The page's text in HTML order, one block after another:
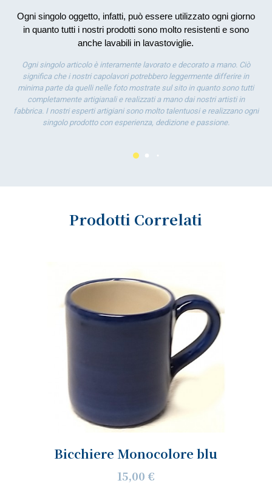
Ogni singolo oggetto, infatti, può essere utilizzato ogni giorno
in quanto tutti i nostri prodotti sono molto resistenti e sono
anche lavabili in lavastoviglie.
Ogni singolo articolo è interamente lavorato e decorato a mano. Ciò
significa che i nostri capolavori potrebbero leggermente differire in
minima parte da quelli nelle foto mostrate sul sito in quanto sono tutti
completamente artigianali e realizzati a mano dai nostri artisti in
fabbrica. I nostri esperti artigiani sono molto talentuosi e realizzano ogni
singolo prodotto con esperienza, dedizione e passione.
Prodotti Correlati
Bicchiere Monocolore blu
15,00 €